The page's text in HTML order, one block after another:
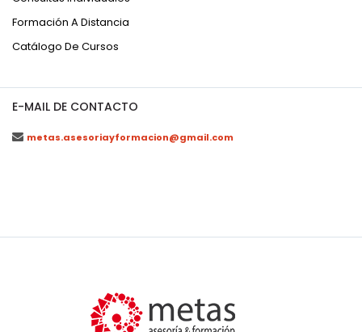
Formación A Distancia
Catálogo De Cursos
E-MAIL DE CONTACTO
metas.asesoriayformacion@gmail.com